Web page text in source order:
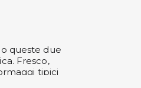
queste due
Fresco,
tipici